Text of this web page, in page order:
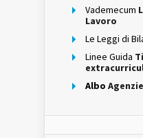
Vademecum
Lavoro
Le Leggi di
Linee Guida
Albo